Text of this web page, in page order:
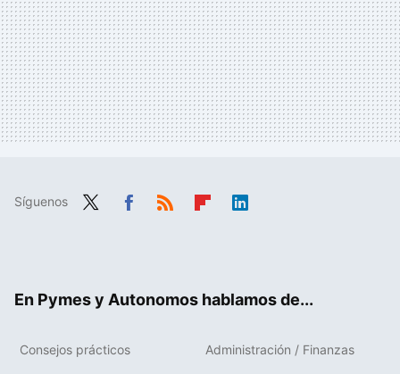
Síguenos
En Pymes y Autonomos hablamos de...
Consejos prácticos Administración / Finanzas